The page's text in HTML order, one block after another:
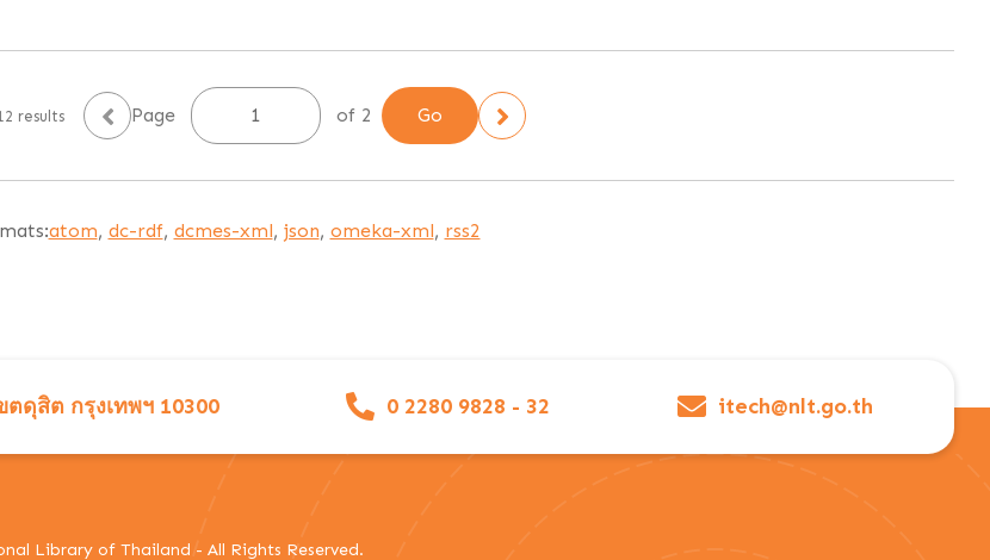
results Page of 2
atom, dc-rdf, dcmes-xml, json, omeka-xml, rss2
ดุสิต กรุงเทพฯ 10300 0 2280 9828 - 32 itech@nlt.go.th
Library of Thailand - All Rights Reserved.